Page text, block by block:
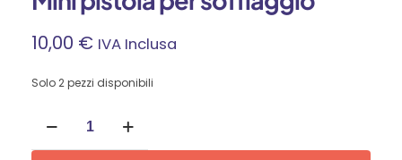
10,00 € IVA Inclusa
Solo 2 pezzi disponibili
pistola
per